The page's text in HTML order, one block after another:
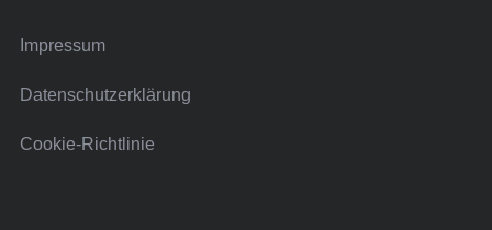
Impressum
Datenschutzerklärung
Cookie-Richtlinie